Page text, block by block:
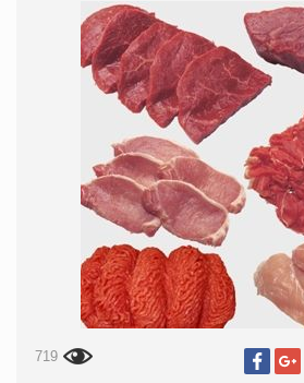
719